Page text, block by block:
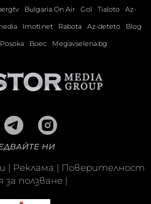
Bulgaria On Air Gol Tialoto
Az-
Imoti.net Rabota Az-deteto
Blog
Posoka Boec Megavselena.bg
НИ
| Реклама | Поверителност
за ползване|